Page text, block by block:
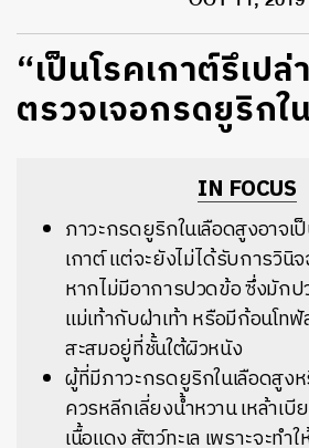
OCT 11, 2019
“เป็นโรคเกาต์รึเป
ตรวจเจอกรดยูริกใ
IN FOCUS
ภาวะกรดยูริกในเลือดสูงอาจเ
เกาต์ แต่จะยังไม่ได้รับการวินิ
หากไม่มีอาการปวดข้อ ซึ่งมักป
แม่เท้ากับฝ่าเท้า หรือมีก้อนโท
สะสมอยู่ที่ชั้นใต้ผิวหนัง
ผู้ที่มีภาวะกรดยูริกในเลือดสูง
ควรหลีกเลี่ยงน้ำหวาน เหล้าเบี
เนื้อแดง สัตว์ทะเล เพราะจะทำ